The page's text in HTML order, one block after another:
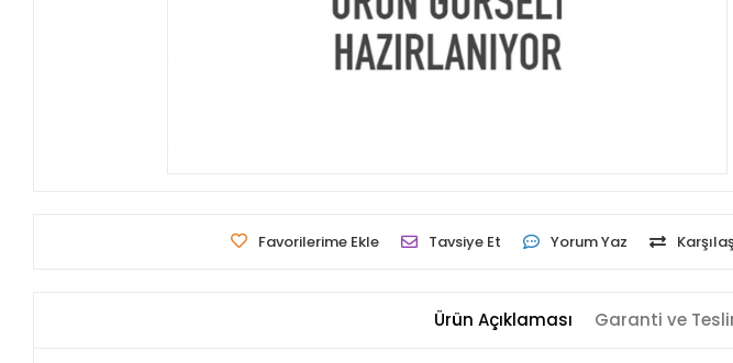
Favorilerime Ekle Tavsiye Et Yorum Yaz
Ürün Açıklaması Garanti ve